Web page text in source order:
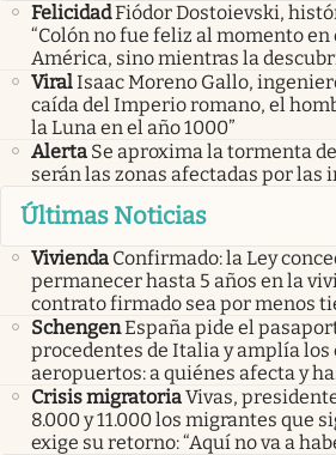
FelicidadFiódor Dostoievski,
“Colón no fue feliz al momento
América, sino mientras la
ViralIsaac Moreno Gallo,
caída del Imperio romano, el
la Luna en el año 1000”
Alerta Se aproxima la tormenta
serán las zonas afectadas por las
Últimas Noticias
Vivienda Confirmado: la Ley
permanecer hasta 5 años en la
contrato firmado sea por menos
SchengenEspaña pide el
procedentes de Italia y amplía los
aeropuertos: a quiénes afecta y
Crisis migratoriaVivas,
8.000 y 11.000 los migrantes que
exige su retorno: “Aquí no va a